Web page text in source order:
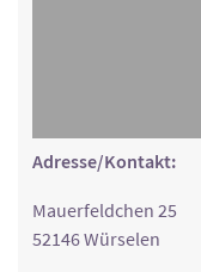
Adresse/Kontakt:
Mauerfeldchen 25
52146 Würselen